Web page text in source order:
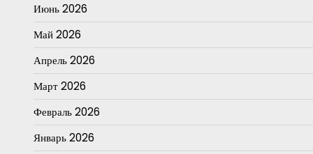
Июнь 2026
Май 2026
Апрель 2026
Март 2026
Февраль 2026
Январь 2026